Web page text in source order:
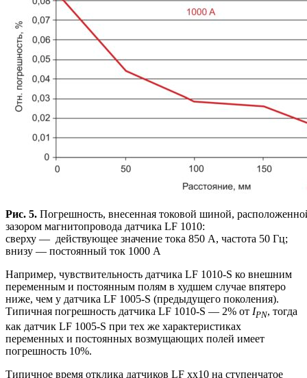
Рис. 5. Погрешность, внесенная токовой шиной,
зазором магнитопровода датчика LF 1010:
сверху — действующее значение тока 850 А, частота 50 Гц;
внизу — постоянный ток 1000 А
Например, чувствительность датчика LF 1010-S ко внешним
переменным и постоянным полям в худшем случае впятеро
ниже, чем у датчика LF 1005-S (предыдущего поколения).
Типичная погрешность датчика LF 1010-S — 2% от IPN, тогда
как датчик LF 1005-S при тех же характеристиках
переменных и постоянных возмущающих полей имеет
погрешность 10%.
Типичное время отклика датчиков LF xx10 на ступенчатое